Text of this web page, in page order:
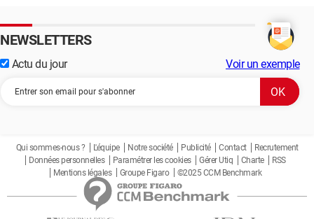
NEWSLETTERS
Actu du jour Voir un exemple
Qui sommes-nous ? L'équipe Notre société Publicité Contact
Recrutement
Données personnelles
Paramétrer les cookies Gérer Utiq Charte
RSS
Mentions légales
Groupe Figaro ©2025 CCM Benchmark